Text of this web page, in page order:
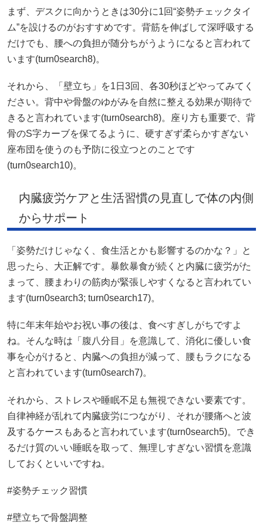
まず、デスクに向かうときは30分に1回“姿勢チェックタイ
ム”を設けるのがおすすめです。背筋を伸ばして深呼吸する
だけでも、腰への負担が随分ちがうようになると言われて
います(turn0search8)。
それから、「壁立ち」を1日3回、各30秒ほどやってみてく
ださい。背中や骨盤のゆがみを自然に整える効果が期待で
きると言われています(turn0search8)。座り方も重要で、背
骨のS字カーブを保てるように、硬すぎず柔らかすぎない
座布団を使うのも予防に役立つとのことです
(turn0search10)。
内臓疲労ケアと生活習慣の見直しで体の内側
からサポート
「姿勢だけじゃなく、食生活とかも影響するのかな？」と
思ったら、大正解です。暴飲暴食が続くと内臓に疲労がた
まって、腰まわりの筋肉が緊張しやすくなると言われてい
ます(turn0search3; turn0search17)。
特に年末年始やお祝い事の後は、食べすぎしがちですよ
ね。そんな時は「腹八分目」を意識して、消化に優しい食
事を心がけると、内臓への負担が減って、腰もラクになる
と言われています(turn0search7)。
それから、ストレスや睡眠不足も無視できない要素です。
自律神経が乱れて内臓疲労につながり、それが腰痛へと波
及するケースもあると言われています(turn0search5)。でき
るだけ質のいい睡眠を取って、無理しすぎない習慣を意識
しておくといいですね。
#姿勢チェック習慣
#壁立ちで骨盤調整